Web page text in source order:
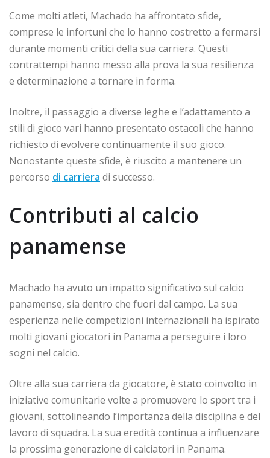
Come molti atleti, Machado ha affrontato sfide,
comprese le infortuni che lo hanno costretto a fermarsi
durante momenti critici della sua carriera. Questi
contrattempi hanno messo alla prova la sua resilienza
e determinazione a tornare in forma.
Inoltre, il passaggio a diverse leghe e l’adattamento a
stili di gioco vari hanno presentato ostacoli che hanno
richiesto di evolvere continuamente il suo gioco.
Nonostante queste sfide, è riuscito a mantenere un
percorso di carriera di successo.
Contributi al calcio
panamense
Machado ha avuto un impatto significativo sul calcio
panamense, sia dentro che fuori dal campo. La sua
esperienza nelle competizioni internazionali ha ispirato
molti giovani giocatori in Panama a perseguire i loro
sogni nel calcio.
Oltre alla sua carriera da giocatore, è stato coinvolto in
iniziative comunitarie volte a promuovere lo sport tra i
giovani, sottolineando l’importanza della disciplina e del
lavoro di squadra. La sua eredità continua a influenzare
la prossima generazione di calciatori in Panama.